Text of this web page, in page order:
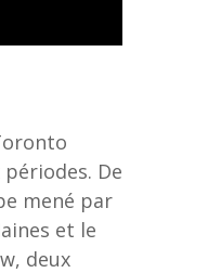
De
mené par
et le
deux